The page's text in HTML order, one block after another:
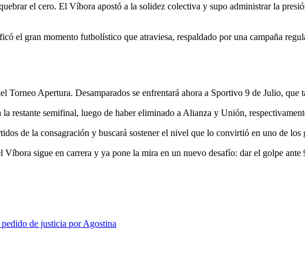
el cero. El Víbora apostó a la solidez colectiva y supo administrar la
el gran momento futbolístico que atraviesa, respaldado por una campaña
Torneo Apertura. Desamparados se enfrentará ahora a Sportivo 9 de Julio, que
restante semifinal, luego de haber eliminado a Alianza y Unión,
de la consagración y buscará sostener el nivel que lo convirtió en uno de los
sigue en carrera y ya pone la mira en un nuevo desafío: dar el golpe
de justicia por Agostina